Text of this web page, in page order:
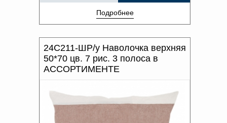
Подробнее
24С211-ШР/у Наволочка верхняя
50*70 цв. 7 рис. 3 полоса в
АССОРТИМЕНТЕ